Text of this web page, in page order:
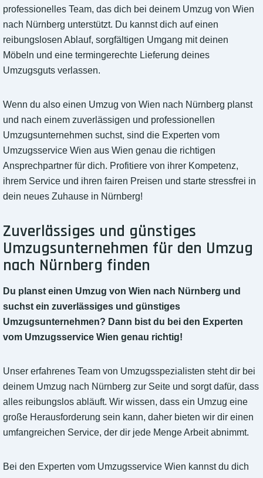
professionelles Team, das dich bei deinem Umzug von Wien
nach Nürnberg unterstützt. Du kannst dich auf einen
reibungslosen Ablauf, sorgfältigen Umgang mit deinen
Möbeln und eine termingerechte Lieferung deines
Umzugsguts verlassen.
Wenn du also einen Umzug von Wien nach Nürnberg planst
und nach einem zuverlässigen und professionellen
Umzugsunternehmen suchst, sind die Experten vom
Umzugsservice Wien aus Wien genau die richtigen
Ansprechpartner für dich. Profitiere von ihrer Kompetenz,
ihrem Service und ihren fairen Preisen und starte stressfrei in
dein neues Zuhause in Nürnberg!
Zuverlässiges und günstiges
Umzugsunternehmen für den Umzug
nach Nürnberg finden
Du planst einen Umzug von Wien nach Nürnberg und
suchst ein zuverlässiges und günstiges
Umzugsunternehmen? Dann bist du bei den Experten
vom Umzugsservice Wien genau richtig!
Unser erfahrenes Team von Umzugsspezialisten steht dir bei
deinem Umzug nach Nürnberg zur Seite und sorgt dafür, dass
alles reibungslos abläuft. Wir wissen, dass ein Umzug eine
große Herausforderung sein kann, daher bieten wir dir einen
umfangreichen Service, der dir jede Menge Arbeit abnimmt.
Bei den Experten vom Umzugsservice Wien kannst du dich